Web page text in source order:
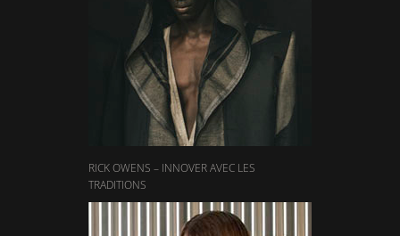
RICK OWENS – INNOVER AVEC LES
TRADITIONS